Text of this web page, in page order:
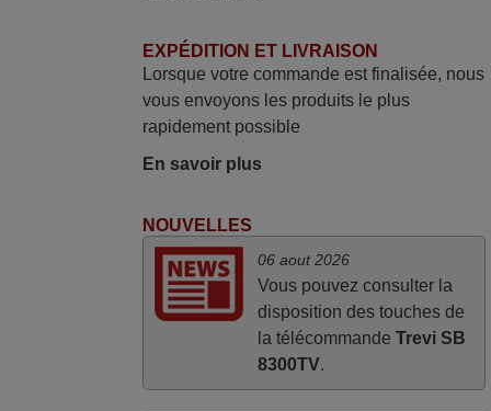
Je suis très content de cet achat. Cette
télécommande est d'une efficacité
étonnante. Alors que la télécommande
d'origine ne fonctionnait plus
(probablement le LED à changer), et que
donner une seconde vie à mes deux
Panasonic haut de gamme des années
90
Alain,
FRANCE
EXPÉDITION ET LIVRAISON
Lorsque votre commande est finalisée, nous
vous envoyons les produits le plus
rapidement possible
En savoir plus
NOUVELLES
06 aout 2026
Vous pouvez consulter la
disposition des touches de
la télécommande Trevi SB
8300TV.